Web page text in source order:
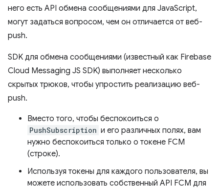
него есть API обмена сообщениями для JavaScript,
могут задаться вопросом, чем он отличается от веб-
push.
SDK для обмена сообщениями (известный как Firebase
Cloud Messaging JS SDK) выполняет несколько
скрытых трюков, чтобы упростить реализацию веб-
push.
Вместо того, чтобы беспокоиться о
PushSubscription и его различных полях, вам
нужно беспокоиться только о токене FCM
(строке).
Используя токены для каждого пользователя, вы
можете использовать собственный API FCM для